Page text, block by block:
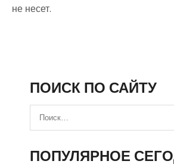
не несет.
ПОИСК ПО САЙТУ
ПОПУЛЯРНОЕ